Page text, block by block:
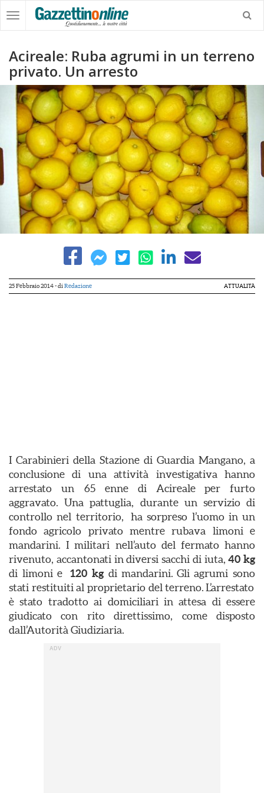
Acireale: Ruba agrumi in un terreno
privato. Un arresto
25 Febbraio 2014- di Redazione ATTUALITÀ
I Carabinieri della Stazione di Guardia Mangano, a
conclusione di una attività investigativa hanno
arrestato un 65 enne di Acireale per furto
aggravato. Una pattuglia, durante un servizio di
controllo nel territorio, ha sorpreso l’uomo in un
fondo agricolo privato mentre rubava limoni e
mandarini. I militari nell’auto del fermato hanno
rivenuto, accantonati in diversi sacchi di iuta,40 kg
di limoni e120 kg di mandarini. Gli agrumi sono
stati restituiti al proprietario del terreno. L’arrestato
è stato tradotto ai domiciliari in attesa di essere
giudicato con rito direttissimo, come disposto
dall’Autorità Giudiziaria.